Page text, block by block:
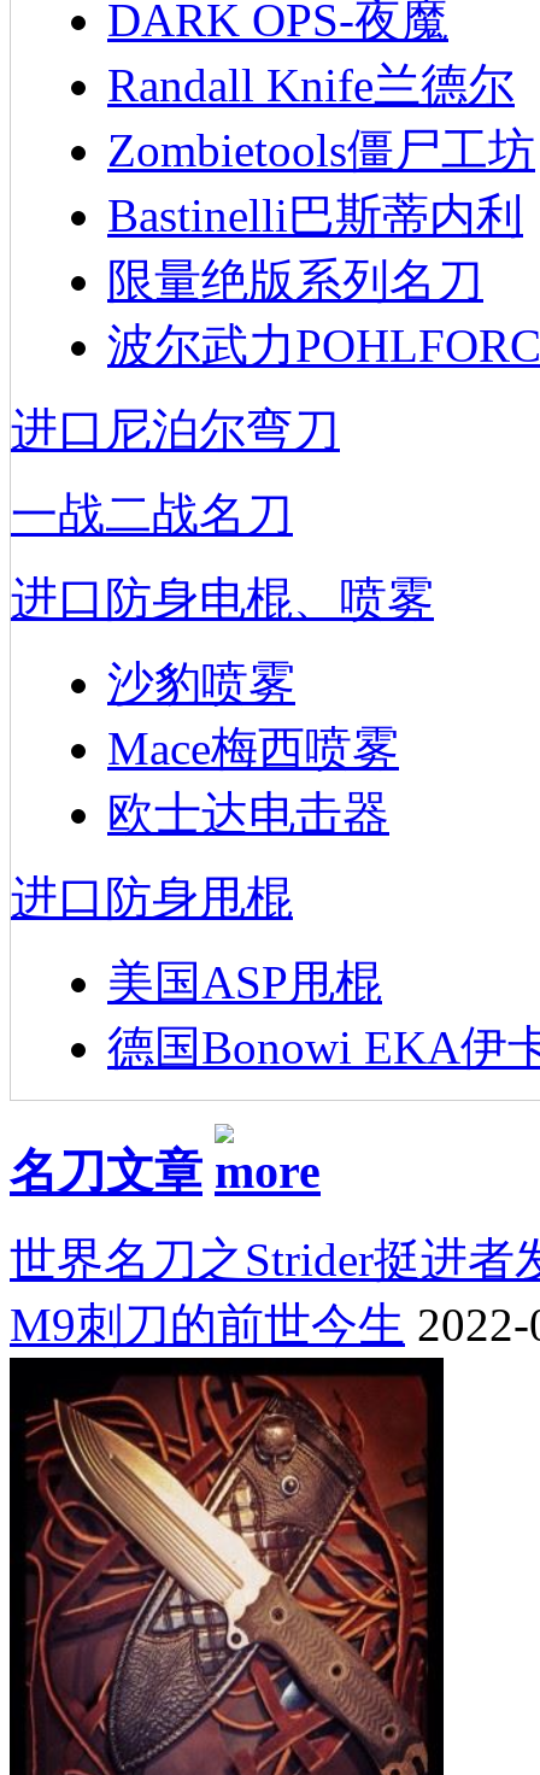
DARK OPS-夜魔
Randall Knife兰德尔
Zombietools僵尸工坊
Bastinelli巴斯蒂内利
限量绝版系列名刀
波尔武力
进口尼泊尔弯刀
一战二战名刀
进口防身电棍、喷雾
沙豹喷雾
Mace梅西喷雾
欧士达电击器
进口防身甩棍
美国ASP甩棍
德国Bonowi EKA伊
名刀文章
世界名刀之Strider挺进者
M9刺刀的前世今生